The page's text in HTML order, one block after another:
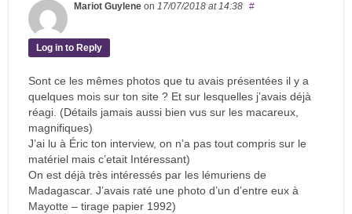
Mariot Guylene on 17/07/2018 at 14:38 #
Log in to Reply
Sont ce les mêmes photos que tu avais présentées il y a
quelques mois sur ton site ? Et sur lesquelles j’avais déjà
réagi. (Détails jamais aussi bien vus sur les macareux,
magnifiques)
J’ai lu à Éric ton interview, on n’a pas tout compris sur le
matériel mais c’etait Intéressant)
On est déjà très intéressés par les lémuriens de
Madagascar. J’avais raté une photo d’un d’entre eux à
Mayotte – tirage papier 1992)